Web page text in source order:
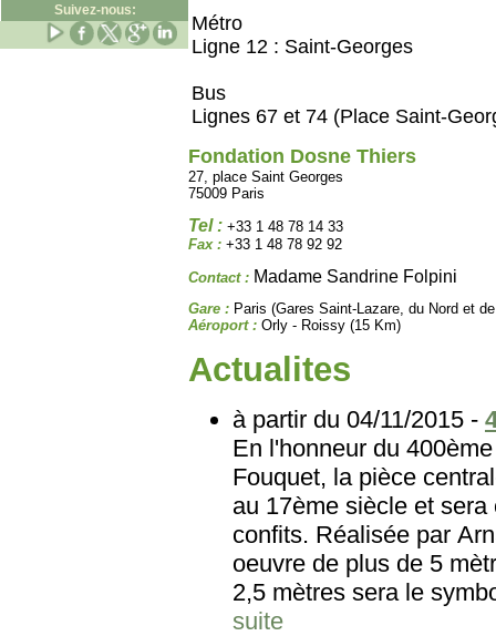
Suivez-nous:
Métro
Ligne 12 : Saint-Georges
Bus
Lignes 67 et 74 (Place Saint-
Fondation Dosne Thiers
27, place Saint Georges
75009 Paris
Tel : +33 1 48 78 14 33
Fax : +33 1 48 78 92 92
Contact : Madame Sandrine Folpini
Gare : Paris (Gares Saint-Lazare, du Nord et
Aéroport : Orly - Roissy (15 Km)
Actualites
à partir du 04/11/2015 -
En l'honneur du
Fouquet, la pièce
au 17ème siècle et
confits. Réalisée par
oeuvre de plus de 5
2,5 mètres sera le
suite